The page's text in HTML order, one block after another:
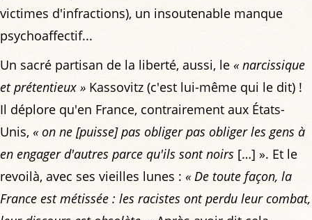
victimes d'infractions), un insoutenable manque
psychoaffectif...
Un sacré partisan de la liberté, aussi, le « narcissique
et prétentieux » Kassovitz (c'est lui-même qui le dit) !
Il déplore qu'en France, contrairement aux États-
Unis, « on ne [puisse] pas obliger pas obliger les gens à
en engager d'autres parce qu'ils sont noirs […] ». Et le
revoilà, avec ses vieilles lunes : « De toute façon, la
France est métissée : les racistes ont perdu leur combat,